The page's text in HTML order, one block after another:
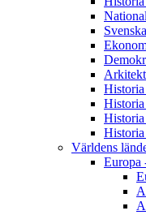
Historia
Världens
Europa